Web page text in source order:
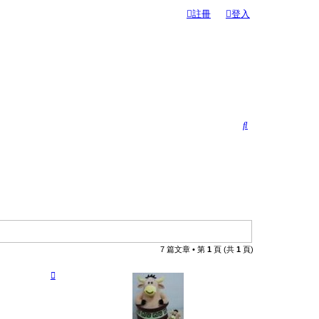
登入
註冊
搜
7 篇文章 • 第 1 頁 (共 1 頁)
回